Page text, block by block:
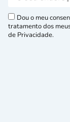
Dou o meu
tratamento dos
de Privacidade.